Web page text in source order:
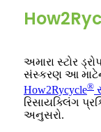
અમારા સ્ટોર
સંસ્કરણ આ
How2Rycycle®
રિસાયક્લિંગ
અનુસરો.